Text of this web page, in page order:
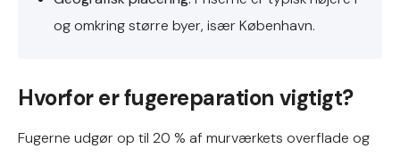
og omkring større byer, især København.
Hvorfor er fugereparation vigtigt?
Fugerne udgør op til 20 % af murværkets overflade og